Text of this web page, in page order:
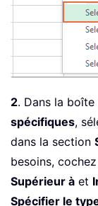
2. Dans la
spécifiques,
dans la section
besoins,
Supérieur à et
Spécifier le